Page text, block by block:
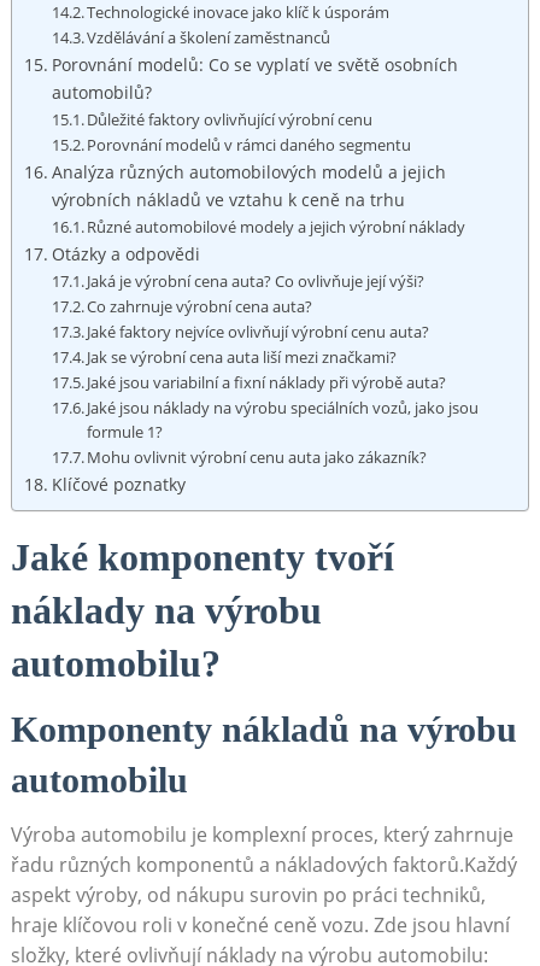
Technologické inovace jako ⁣klíč k úsporám
Vzdělávání a školení zaměstnanců
Porovnání⁣ modelů: Co se vyplatí ve světě osobních
automobilů?
Důležité faktory ovlivňující výrobní cenu
Porovnání modelů ⁤v rámci ⁢daného segmentu
Analýza různých automobilových modelů a ⁢jejich
výrobních nákladů ve vztahu k ceně ⁤na trhu
Různé automobilové modely a jejich výrobní náklady
Otázky‌ a odpovědi
Jaká je výrobní cena auta? ⁤Co‍ ovlivňuje její výši?
Co zahrnuje výrobní cena auta?
Jaké faktory nejvíce ovlivňují výrobní cenu auta?
Jak se výrobní cena auta liší ⁢mezi značkami?
Jaké jsou variabilní a⁣ fixní náklady při⁣ výrobě auta?
Jaké jsou náklady na výrobu speciálních vozů, ⁣jako jsou
formule 1?
Mohu ovlivnit výrobní​ cenu auta ‍jako zákazník?
Klíčové poznatky
Jaké komponenty tvoří
náklady na výrobu
automobilu?
Komponenty nákladů ‌na výrobu
automobilu
Výroba automobilu je komplexní proces, který zahrnuje
řadu různých komponentů a nákladových faktorů.Každý
aspekt výroby, od nákupu surovin po práci techniků,
hraje ⁣klíčovou roli v konečné ceně vozu. Zde jsou hlavní
složky, které ovlivňují náklady‌ na​ výrobu automobilu: